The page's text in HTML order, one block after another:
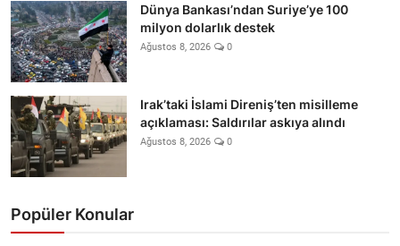
Dünya Bankası’ndan Suriye’ye 100
milyon dolarlık destek
Ağustos 8, 2026 0
Irak’taki İslami Direniş’ten misilleme
açıklaması: Saldırılar askıya alındı
Ağustos 8, 2026 0
Popüler Konular